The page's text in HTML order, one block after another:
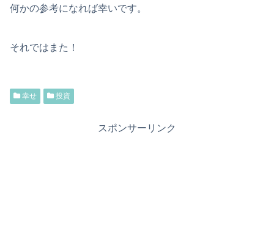
何かの参考になれば幸いです。
それではまた！
幸せ 投資
スポンサーリンク